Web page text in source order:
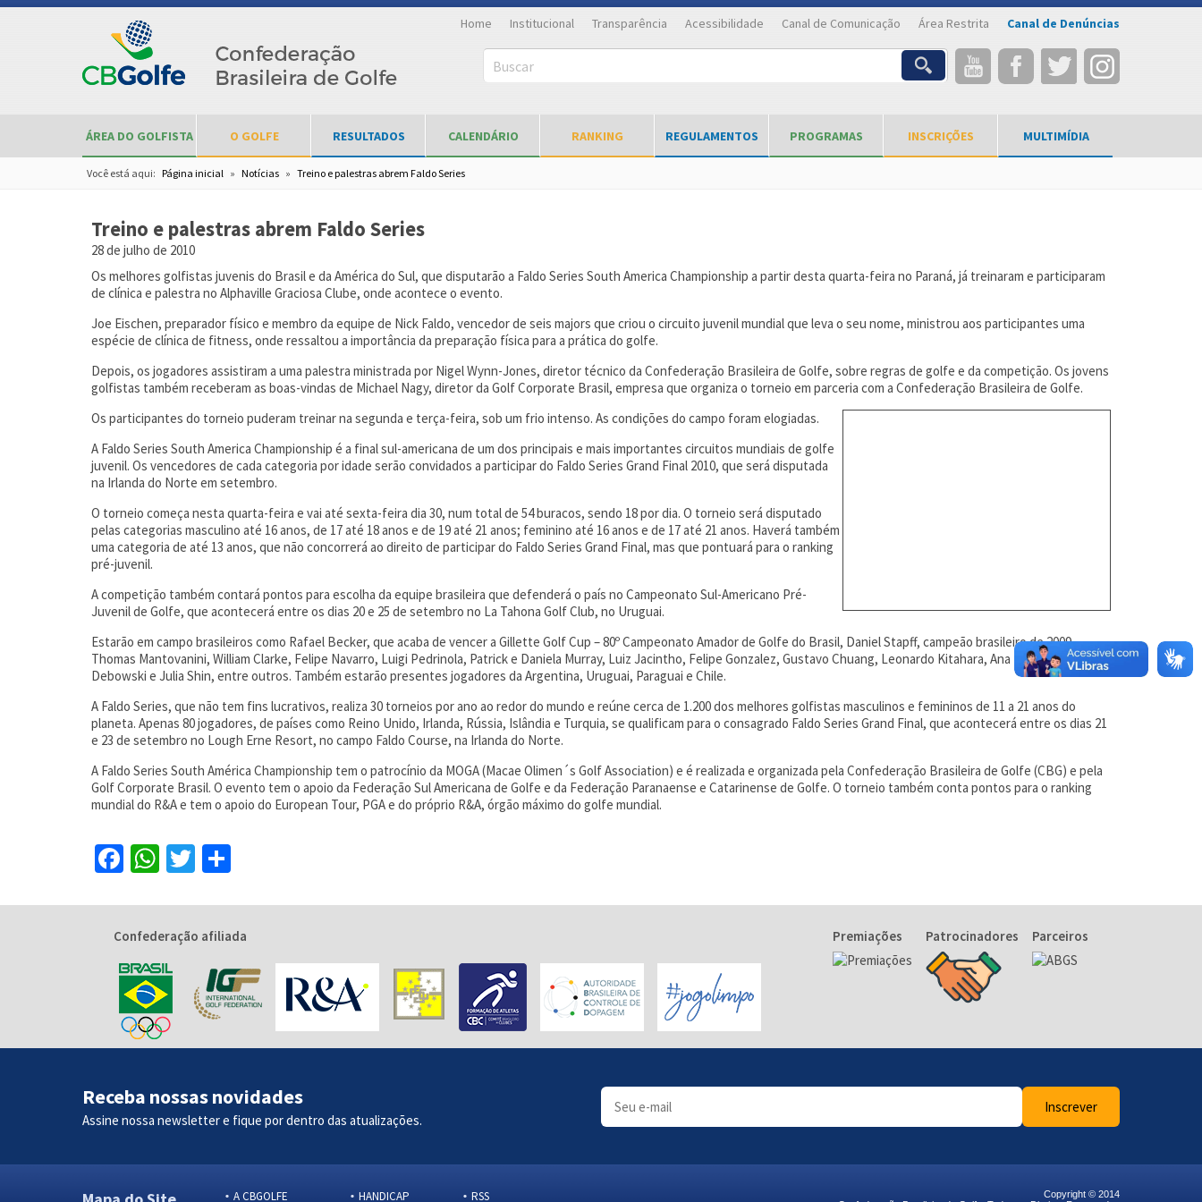
Home Institucional Transparência Acessibilidade Canal de Comunicação Área Restrita Canal de Denúncias
Buscar
ÁREA DO GOLFISTA O GOLFE RESULTADOS CALENDÁRIO RANKING REGULAMENTOS PROGRAMAS INSCRIÇÕES MULTIMÍDIA
Você está aqui: Página inicial » Notícias » Treino e palestras abrem Faldo Series
Treino e palestras abrem Faldo Series
28 de julho de 2010
Os melhores golfistas juvenis do Brasil e da América do Sul, que disputarão a Faldo Series South America Championship a partir desta quarta-feira no Paraná, já treinaram e participaram
de clínica e palestra no Alphaville Graciosa Clube, onde acontece o evento.
Joe Eischen, preparador físico e membro da equipe de Nick Faldo, vencedor de seis majors que criou o circuito juvenil mundial que leva o seu nome, ministrou aos participantes uma
espécie de clínica de fitness, onde ressaltou a importância da preparação física para a prática do golfe.
Depois, os jogadores assistiram a uma palestra ministrada por Nigel Wynn-Jones, diretor técnico da Confederação Brasileira de Golfe, sobre regras de golfe e da competição. Os jovens
golfistas também receberam as boas-vindas de Michael Nagy, diretor da Golf Corporate Brasil, empresa que organiza o torneio em parceria com a Confederação Brasileira de Golfe.
Os participantes do torneio puderam treinar na segunda e terça-feira, sob um frio intenso. As condições do campo foram elogiadas.
A Faldo Series South America Championship é a final sul-americana de um dos principais e mais importantes circuitos mundiais de golfe
juvenil. Os vencedores de cada categoria por idade serão convidados a participar do Faldo Series Grand Final 2010, que será disputada
na Irlanda do Norte em setembro.
O torneio começa nesta quarta-feira e vai até sexta-feira dia 30, num total de 54 buracos, sendo 18 por dia. O torneio será disputado
pelas categorias masculino até 16 anos, de 17 até 18 anos e de 19 até 21 anos; feminino até 16 anos e de 17 até 21 anos. Haverá também
uma categoria de até 13 anos, que não concorrerá ao direito de participar do Faldo Series Grand Final, mas que pontuará para o ranking
pré-juvenil.
A competição também contará pontos para escolha da equipe brasileira que defenderá o país no Campeonato Sul-Americano Pré-
Juvenil de Golfe, que acontecerá entre os dias 20 e 25 de setembro no La Tahona Golf Club, no Uruguai.
Estarão em campo brasileiros como Rafael Becker, que acaba de vencer a Gillette Golf Cup – 80º Campeonato Amador de Golfe do Brasil, Daniel Stapff, campeão brasileiro de 2009,
Thomas Mantovanini, William Clarke, Felipe Navarro, Luigi Pedrinola, Patrick e Daniela Murray, Luiz Jacintho, Felipe Gonzalez, Gustavo Chuang, Leonardo Kitahara, Ana Paula Costa, Julia
Debowski e Julia Shin, entre outros. Também estarão presentes jogadores da Argentina, Uruguai, Paraguai e Chile.
A Faldo Series, que não tem fins lucrativos, realiza 30 torneios por ano ao redor do mundo e reúne cerca de 1.200 dos melhores golfistas masculinos e femininos de 11 a 21 anos do
planeta. Apenas 80 jogadores, de países como Reino Unido, Irlanda, Rússia, Islândia e Turquia, se qualificam para o consagrado Faldo Series Grand Final, que acontecerá entre os dias 21
e 23 de setembro no Lough Erne Resort, no campo Faldo Course, na Irlanda do Norte.
A Faldo Series South América Championship tem o patrocínio da MOGA (Macae Olimen´s Golf Association) e é realizada e organizada pela Confederação Brasileira de Golfe (CBG) e pela
Golf Corporate Brasil. O evento tem o apoio da Federação Sul Americana de Golfe e da Federação Paranaense e Catarinense de Golfe. O torneio também conta pontos para o ranking
mundial do R&A e tem o apoio do European Tour, PGA e do próprio R&A, órgão máximo do golfe mundial.
Facebook
WhatsApp
Twitter
Confederação afiliada Parceiros
Patrocinadores
Premiações
Receba nossas novidades
Assine nossa newsletter e fique por dentro das atualizações.
Inscrever
A CBGOLFE HANDICAP RSS
Copyright © 2014